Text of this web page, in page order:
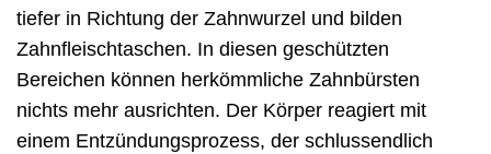
tiefer in Richtung der Zahnwurzel und bilden
Zahnfleischtaschen. In diesen geschützten
Bereichen können herkömmliche Zahnbürsten
nichts mehr ausrichten. Der Körper reagiert mit
einem Entzündungsprozess, der schlussendlich